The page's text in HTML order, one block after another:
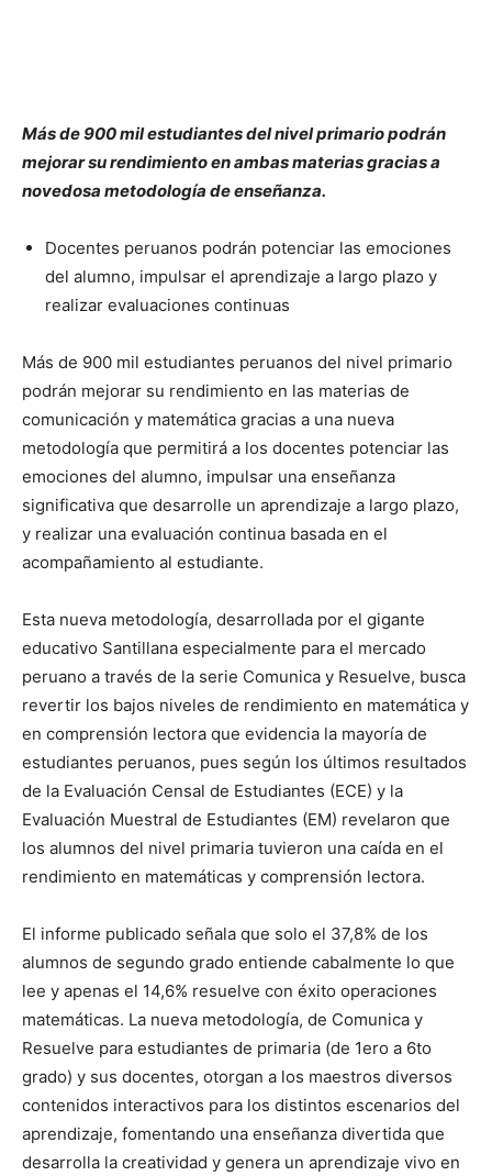
Más de 900 mil estudiantes del nivel primario podrán
mejorar su rendimiento en ambas materias gracias a
novedosa metodología de enseñanza.
Docentes peruanos podrán potenciar las emociones
del alumno, impulsar el aprendizaje a largo plazo y
realizar evaluaciones continuas
Más de 900 mil estudiantes peruanos del nivel primario
podrán mejorar su rendimiento en las materias de
comunicación y matemática gracias a una nueva
metodología que permitirá a los docentes potenciar las
emociones del alumno, impulsar una enseñanza
significativa que desarrolle un aprendizaje a largo plazo,
y realizar una evaluación continua basada en el
acompañamiento al estudiante.
Esta nueva metodología, desarrollada por el gigante
educativo Santillana especialmente para el mercado
peruano a través de la serie Comunica y Resuelve, busca
revertir los bajos niveles de rendimiento en matemática y
en comprensión lectora que evidencia la mayoría de
estudiantes peruanos, pues según los últimos resultados
de la Evaluación Censal de Estudiantes (ECE) y la
Evaluación Muestral de Estudiantes (EM) revelaron que
los alumnos del nivel primaria tuvieron una caída en el
rendimiento en matemáticas y comprensión lectora.
El informe publicado señala que solo el 37,8% de los
alumnos de segundo grado entiende cabalmente lo que
lee y apenas el 14,6% resuelve con éxito operaciones
matemáticas. La nueva metodología, de Comunica y
Resuelve para estudiantes de primaria (de 1ero a 6to
grado) y sus docentes, otorgan a los maestros diversos
contenidos interactivos para los distintos escenarios del
aprendizaje, fomentando una enseñanza divertida que
desarrolla la creatividad y genera un aprendizaje vivo en